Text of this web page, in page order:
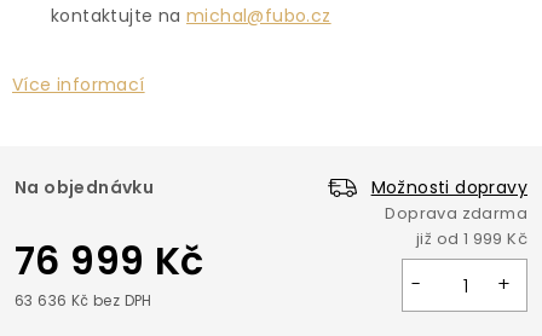
kontaktujte namichal@fubo.cz
Více informací
Na objednávku Možnosti dopravy
76 999 Kč
63 636 Kč bez DPH